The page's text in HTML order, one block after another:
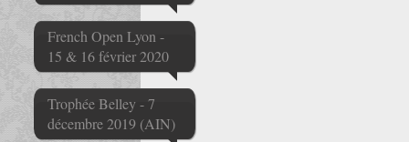
French Open Lyon -
15 & 16 février 2020
Trophée Belley - 7
décembre 2019 (AIN)